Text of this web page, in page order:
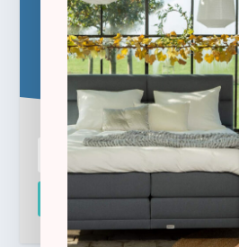
Blijf op de
Schrijf u hier in voor de